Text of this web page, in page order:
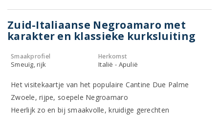
Zuid-Italiaanse Negroamaro met
karakter en klassieke kurksluiting
Smaakprofiel
Smeuïg, rijk
Herkomst
Italië - Apulië
Het visitekaartje van het populaire Cantine Due Palme
Zwoele, rijpe, soepele Negroamaro
Heerlijk zo en bij smaakvolle, kruidige gerechten